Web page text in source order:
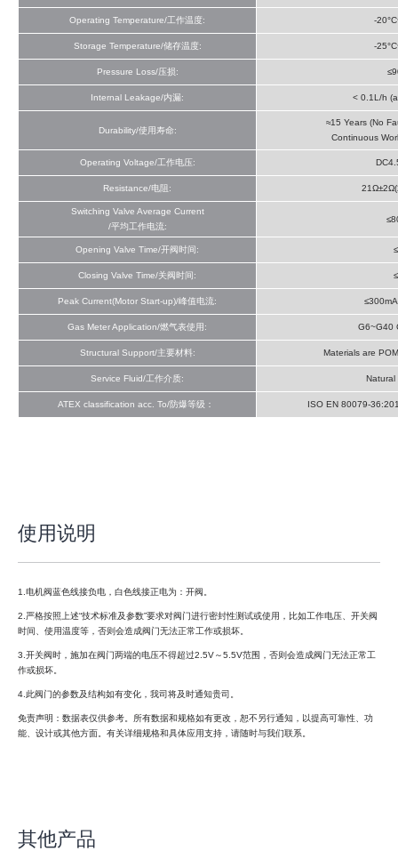
Operating Temperature/工作温度: -
Storage Temperature/储存温度: -
Pressure Loss/压损:
Internal Leakage/内漏: < 0.1L/h
Durability/使用寿命:
≈15 Years (No
Continuous
Operating Voltage/工作电压:
Resistance/电阻:
Switching Valve Average Current
/平均工作电流:
Opening Valve Time/开阀时间:
Closing Valve Time/关阀时间:
Peak Current(Motor Start-up)/峰值电流:
Gas Meter Application/燃气表使用: G6~G40
Structural Support/主要材料: Materials are
Service Fluid/工作介质: Natural
ATEX classification acc. To/防爆等级： ISO EN 80079-
使用说明
1.电机阀蓝色线接负电，白色线接正电为：开阀。
2.严格按照上述“技术标准及参数”要求对阀门进行密封性测试或使用，比如工作电压、开关阀
时间、使用温度等，否则会造成阀门无法正常工作或损坏。
3.开关阀时，施加在阀门两端的电压不得超过2.5V～5.5V范围，否则会造成阀门无法正常工
作或损坏。
4.此阀门的参数及结构如有变化，我司将及时通知贵司。
免责声明：数据表仅供参考。所有数据和规格如有更改，恕不另行通知，以提高可靠性、功
能、设计或其他方面。有关详细规格和具体应用支持，请随时与我们联系。
其他产品